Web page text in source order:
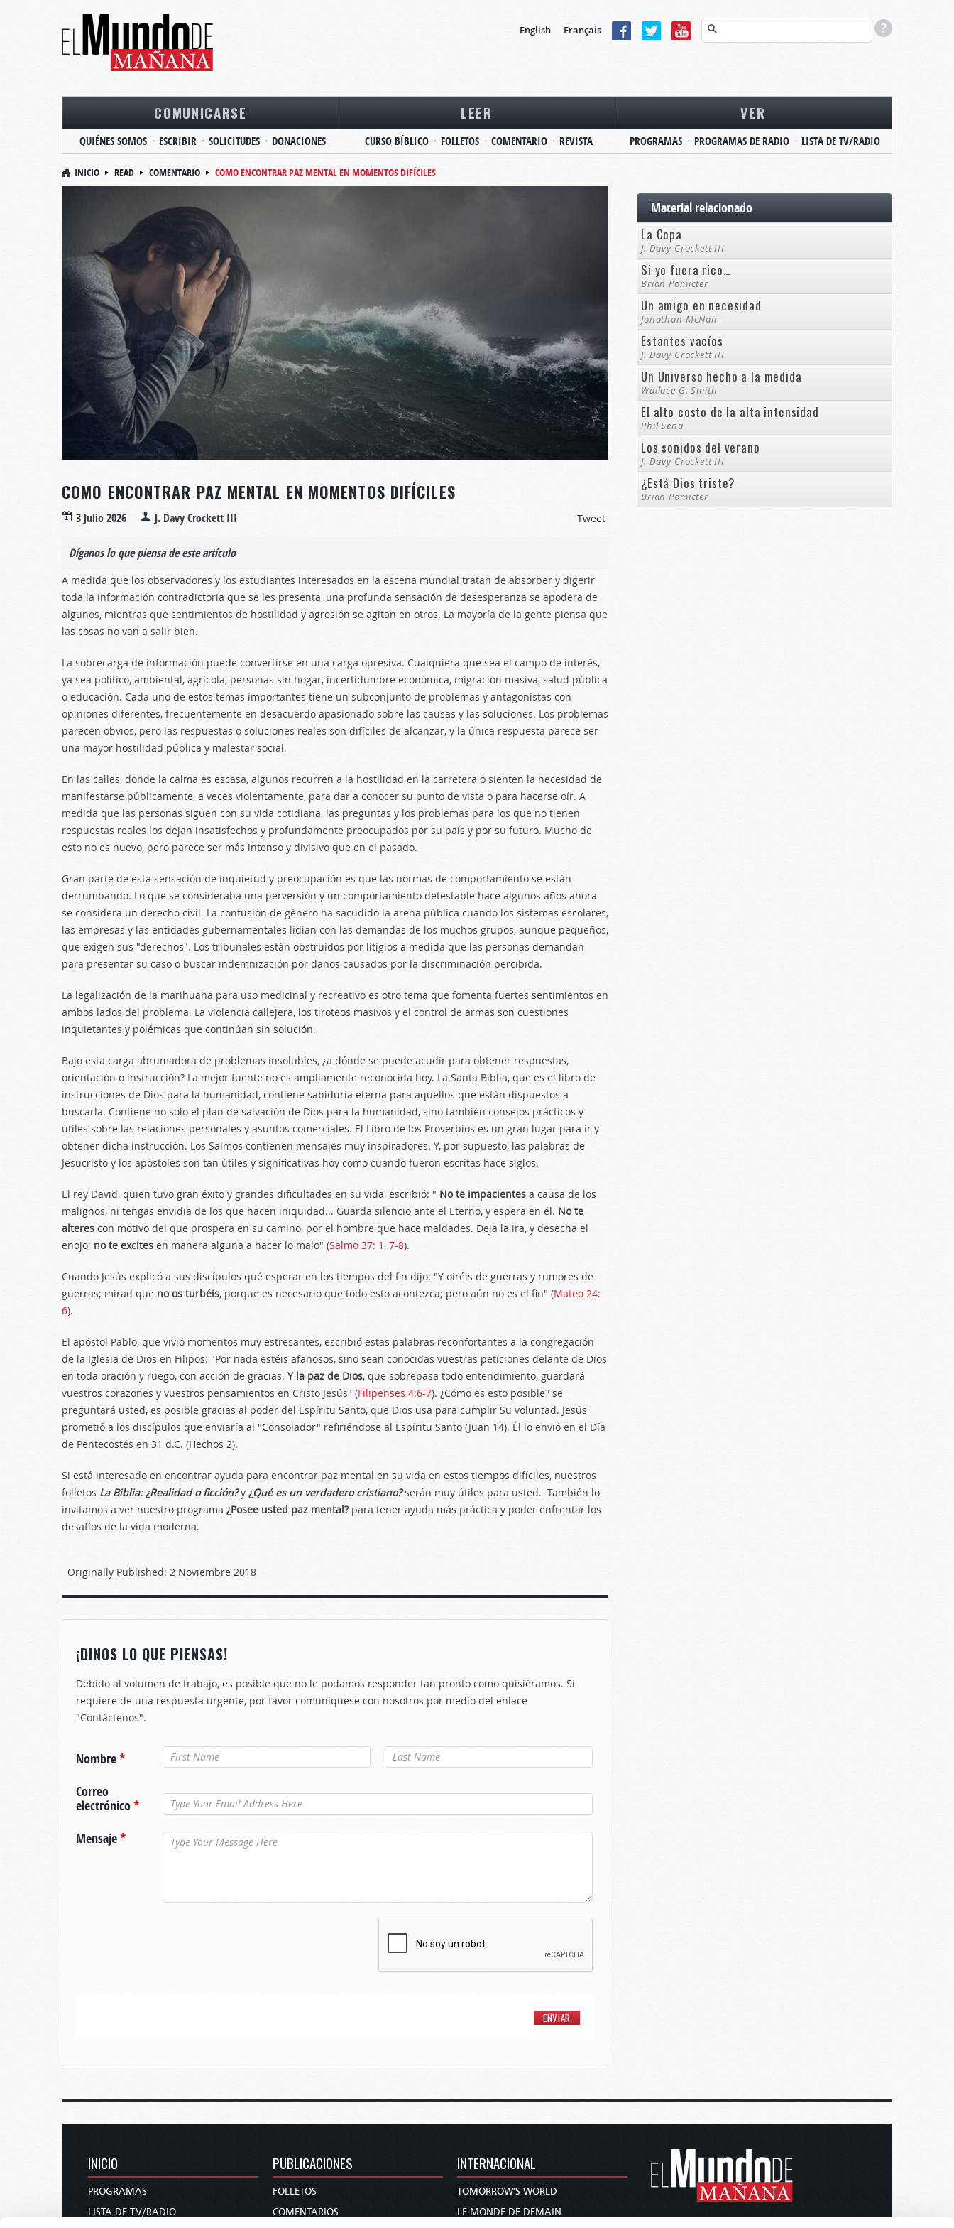
English Français
COMUNICARSE
QUIÉNES SOMOS ESCRIBIR SOLICITUDES DONACIONES
LEER
CURSO BÍBLICO FOLLETOS COMENTARIO REVISTA
VER
PROGRAMAS PROGRAMAS DE RADIO LISTA DE TV/RADIO
INICIO READ COMENTARIO COMO ENCONTRAR PAZ MENTAL EN MOMENTOS DIFÍCILES
COMO ENCONTRAR PAZ MENTAL EN MOMENTOS DIFÍCILES
3 Julio 2026 J. Davy Crockett III Tweet
Díganos lo que piensa de este artículo
A medida que los observadores y los estudiantes interesados ​​en la escena mundial tratan de absorber y digerir
toda la información contradictoria que se les presenta, una profunda sensación de desesperanza se apodera de
algunos, mientras que sentimientos de hostilidad y agresión se agitan en otros. La mayoría de la gente piensa que
las cosas no van a salir bien.
La sobrecarga de información puede convertirse en una carga opresiva. Cualquiera que sea el campo de interés,
ya sea político, ambiental, agrícola, personas sin hogar, incertidumbre económica, migración masiva, salud pública
o educación. Cada uno de estos temas importantes tiene un subconjunto de problemas y antagonistas con
opiniones diferentes, frecuentemente en desacuerdo apasionado sobre las causas y las soluciones. Los problemas
parecen obvios, pero las respuestas o soluciones reales son difíciles de alcanzar, y la única respuesta parece ser
una mayor hostilidad pública y malestar social.
En las calles, donde la calma es escasa, algunos recurren a la hostilidad en la carretera o sienten la necesidad de
manifestarse públicamente, a veces violentamente, para dar a conocer su punto de vista o para hacerse oír. A
medida que las personas siguen con su vida cotidiana, las preguntas y los problemas para los que no tienen
respuestas reales los dejan insatisfechos y profundamente preocupados por su país y por su futuro. Mucho de
esto no es nuevo, pero parece ser más intenso y divisivo que en el pasado.
Gran parte de esta sensación de inquietud y preocupación es que las normas de comportamiento se están
derrumbando. Lo que se consideraba una perversión y un comportamiento detestable hace algunos años ahora
se considera un derecho civil. La confusión de género ha sacudido la arena pública cuando los sistemas escolares,
las empresas y las entidades gubernamentales lidian con las demandas de los muchos grupos, aunque pequeños,
que exigen sus "derechos". Los tribunales están obstruidos por litigios a medida que las personas demandan
para presentar su caso o buscar indemnización por daños causados por la discriminación percibida.
La legalización de la marihuana para uso medicinal y recreativo es otro tema que fomenta fuertes sentimientos en
ambos lados del problema. La violencia callejera, los tiroteos masivos y el control de armas son cuestiones
inquietantes y polémicas que continúan sin solución.
Bajo esta carga abrumadora de problemas insolubles, ¿a dónde se puede acudir para obtener respuestas,
orientación o instrucción? La mejor fuente no es ampliamente reconocida hoy. La Santa Biblia, que es el libro de
instrucciones de Dios para la humanidad, contiene sabiduría eterna para aquellos que están dispuestos a
buscarla. Contiene no solo el plan de salvación de Dios para la humanidad, sino también consejos prácticos y
útiles sobre las relaciones personales y asuntos comerciales. El Libro de los Proverbios es un gran lugar para ir y
obtener dicha instrucción. Los Salmos contienen mensajes muy inspiradores. Y, por supuesto, las palabras de
Jesucristo y los apóstoles son tan útiles y significativas hoy como cuando fueron escritas hace siglos.
El rey David, quien tuvo gran éxito y grandes dificultades en su vida, escribió: " No te impacientes a causa de los
malignos, ni tengas envidia de los que hacen iniquidad... Guarda silencio ante el Eterno, y espera en él. No te
alteres con motivo del que prospera en su camino, por el hombre que hace maldades. Deja la ira, y desecha el
enojo; no te excites en manera alguna a hacer lo malo" (Salmo 37: 1 , 7-8).
Cuando Jesús explicó a sus discípulos qué esperar en los tiempos del fin dijo: "Y oiréis de guerras y rumores de
guerras; mirad que no os turbéis, porque es necesario que todo esto acontezca; pero aún no es el fin" (Mateo 24:
6).
El apóstol Pablo, que vivió momentos muy estresantes, escribió estas palabras reconfortantes a la congregación
de la Iglesia de Dios en Filipos: "Por nada estéis afanosos, sino sean conocidas vuestras peticiones delante de Dios
en toda oración y ruego, con acción de gracias. Y la paz de Dios, que sobrepasa todo entendimiento, guardará
vuestros corazones y vuestros pensamientos en Cristo Jesús" (Filipenses 4:6-7). ¿Cómo es esto posible? se
preguntará usted, es posible gracias al poder del Espíritu Santo, que Dios usa para cumplir Su voluntad. Jesús
prometió a los discípulos que enviaría al "Consolador" refiriéndose al Espíritu Santo (Juan 14). Él lo envió en el Día
de Pentecostés en 31 d.C. (Hechos 2).
Si está interesado en encontrar ayuda para encontrar paz mental en su vida en estos tiempos difíciles, nuestros
folletos La Biblia: ¿Realidad o ficción?y ¿Qué es un verdadero cristiano?serán muy útiles para usted. También lo
invitamos a ver nuestro programa ¿Posee usted paz mental?para tener ayuda más práctica y poder enfrentar los
desafíos de la vida moderna.
Originally Published: 2 Noviembre 2018
¡DINOS LO QUE PIENSAS!
Debido al volumen de trabajo, es posible que no le podamos responder tan pronto como quisiéramos. Si
requiere de una respuesta urgente, por favor comuníquese con nosotros por medio del enlace
"Contáctenos".
Nombre* Apellido*
Correo
electrónico*
Mensaje*
Material relacionado
La Copa
J. Davy Crockett III
Si yo fuera rico…
Brian Pomicter
Un amigo en necesidad
Jonathan McNair
Estantes vacíos
J. Davy Crockett III
Un Universo hecho a la medida
Wallace G. Smith
El alto costo de la alta intensidad
Phil Sena
Los sonidos del verano
J. Davy Crockett III
¿Está Dios triste?
Brian Pomicter
INICIO
PROGRAMAS
LISTA DE TV/RADIO
PUBLICACIONES
FOLLETOS
COMENTARIOS
INTERNACIONAL
TOMORROW'S WORLD
LE MONDE DE DEMAIN